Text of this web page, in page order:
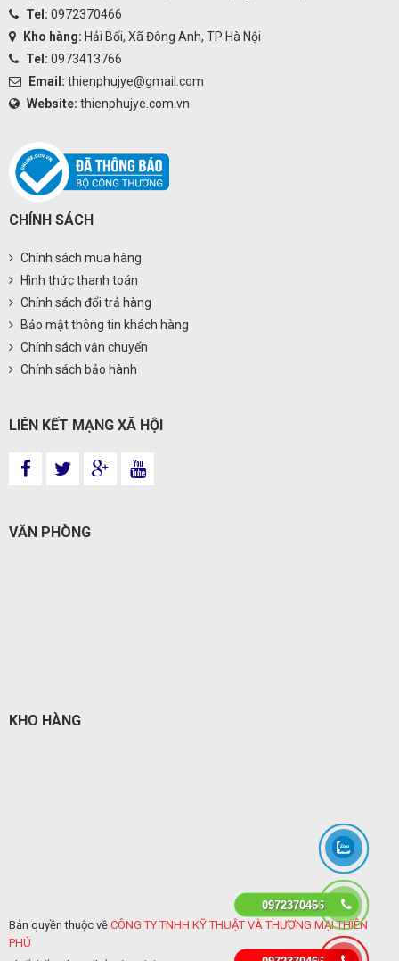
Tel: 0972370466
Kho hàng: Hải Bối, Xã Đông Anh, TP Hà Nội
Tel: 0973413766
Email: thienphujye@gmail.com
Website: thienphujye.com.vn
CHÍNH SÁCH
Chính sách mua hàng
Hình thức thanh toán
Chính sách đổi trả hàng
Bảo mật thông tin khách hàng
Chính sách vận chuyển
Chính sách bảo hành
LIÊN KẾT MẠNG XÃ HỘI
VĂN PHÒNG
KHO HÀNG
Bản quyền thuộc về CÔNG TY TNHH KỸ THUẬT VÀ THƯƠNG MẠI THIÊN
PHÚ
0972370466